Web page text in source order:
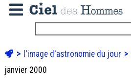
l'image d'astronomie du jour
janvier 2000